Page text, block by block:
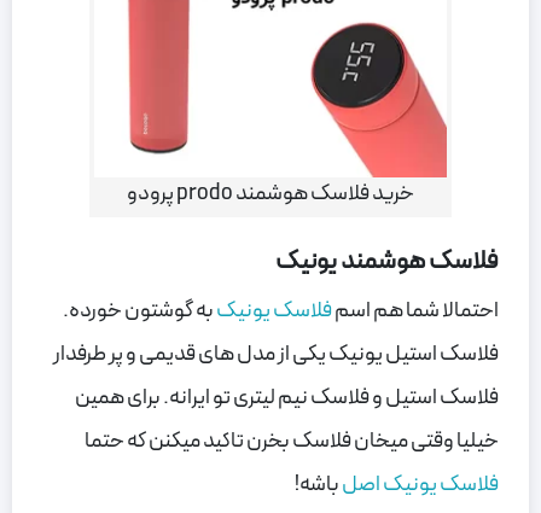
خرید فلاسک هوشمند prodo پرودو
فلاسک هوشمند یونیک
احتمالا شما هم اسمفلاسک یونیکبه گوشتون خورده.
فلاسک استیل یونیک یکی از مدل های قدیمی و پر طرفدار
فلاسک استیل و فلاسک نیم لیتری تو ایرانه. برای همین
خیلیا وقتی میخان فلاسک بخرن تاکید میکنن که حتما
فلاسک یونیک اصلباشه!